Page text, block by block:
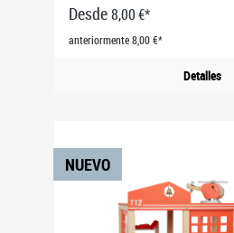
Desde8,00 €*
anteriormente 8,00 €*
Detalles
NUEVO